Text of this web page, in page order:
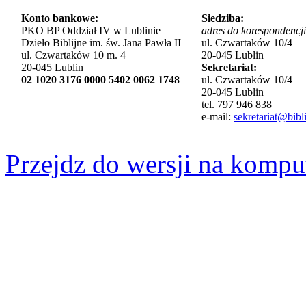
Konto bankowe:
PKO BP Oddział IV w Lublinie
Dzieło Biblijne im. św. Jana Pawła II
ul. Czwartaków 10 m. 4
20-045 Lublin
02 1020 3176 0000 5402 0062 1748
Siedziba:
adres do
ul. Czwartaków 10/4
20-045 Lublin
Sekretariat:
ul. Czwartaków 10/4
20-045 Lublin
tel. 797 946 838
e-mail:
Przejdz do wersji na